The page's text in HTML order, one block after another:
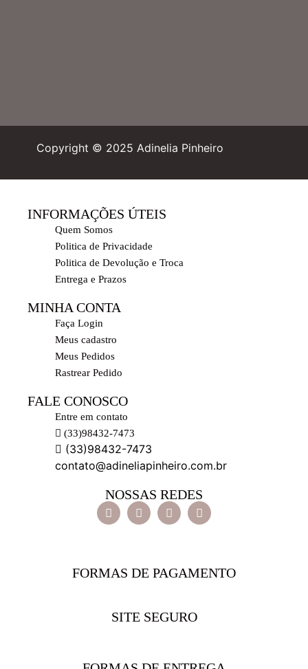
Copyright © 2025 Adinelia Pinheiro
INFORMAÇÕES ÚTEIS
Quem Somos
Politica de Privacidade
Politica de Devolução e Troca
Entrega e Prazos
MINHA CONTA
Faça Login
Meus cadastro
Meus Pedidos
Rastrear Pedido
FALE CONOSCO
Entre em contato
(33)98432-7473
(33)98432-7473
contato@adineliapinheiro.com.br
NOSSAS REDES
FORMAS DE PAGAMENTO
SITE SEGURO